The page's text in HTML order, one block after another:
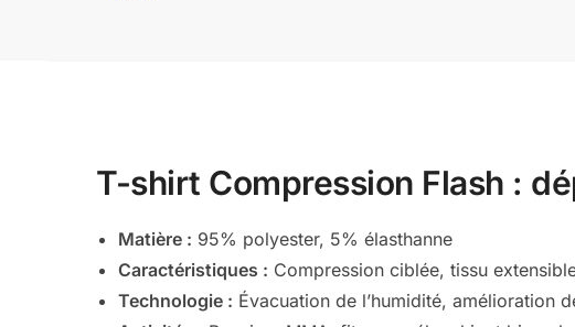
T-shirt Compression Flash :
Matière : 95% polyester, 5% élasthanne
Caractéristiques : Compression ciblée, tissu
Technologie : Évacuation de l’humidité, amélioration